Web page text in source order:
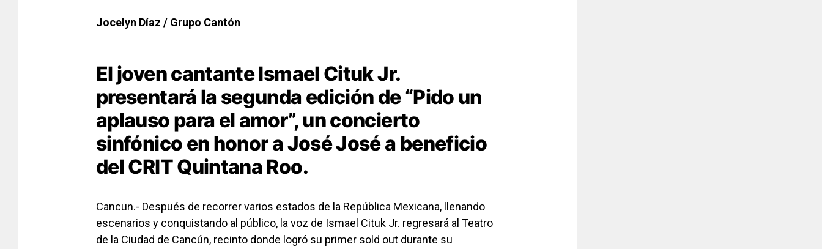
Jocelyn Díaz / Grupo Cantón
El joven cantante Ismael Cituk Jr.
presentará la segunda edición de “Pido un
aplauso para el amor”, un concierto
sinfónico en honor a José José a beneficio
del CRIT Quintana Roo.
Cancun.- Después de recorrer varios estados de la República Mexicana, llenando
escenarios y conquistando al público, la voz de Ismael Cituk Jr. regresará al Teatro
de la Ciudad de Cancún, recinto donde logró su primer sold out durante su